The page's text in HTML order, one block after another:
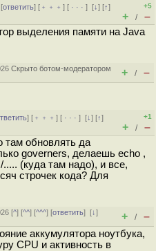
ответить] [ ﹢﹢﹢] [ · · ·][↓] [↑]
+5
+ / –
выделения памяти на Java
Скрыто ботом-модератором
+ / –
] [ ﹢﹢﹢] [ · · ·][↓] [↑]
+1
+ / –
там обновлять да
governers, делаешь echo ,
(куда там надо), и все,
строчек кода? Для
[^] [^^] [^^^] [ответить][↓]
+ / –
аккумулятора ноутбука,
CPU и активность в